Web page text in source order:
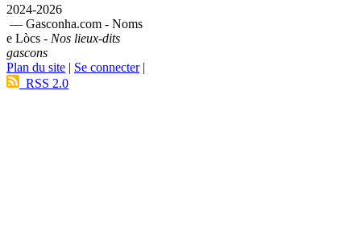
2024-2026
— Gasconha.com - Noms
e Lòcs - Nos lieux-dits
gascons
Plan du site | Se connecter|
RSS 2.0